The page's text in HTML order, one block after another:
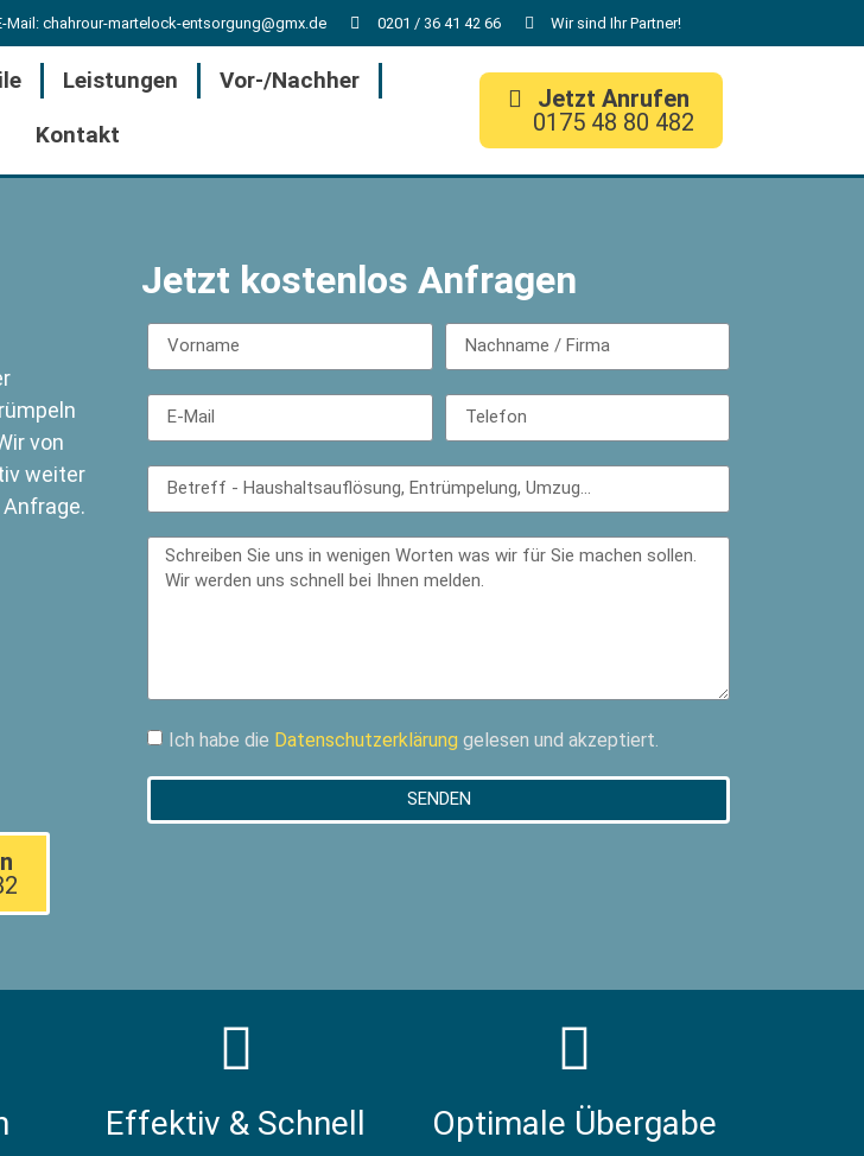
Mail: chahrour-martelock-entsorgung@gmx.de 0201 / 36 41 42 66 Wir sind Ihr Partner!
Leistungen
Vor-/Nachher
Kontakt
Jetzt Anrufen
0175 48 80 482
von
weiter
Jetzt kostenlos Anfragen
Ich habe die Datenschutzerklärung gelesen und akzeptiert.
SENDEN
Effektiv & Schnell Optimale Übergabe